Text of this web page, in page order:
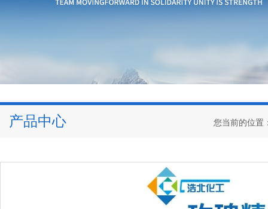
产品中心 您当前的位置